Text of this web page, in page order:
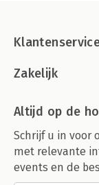
Zakelijk
Altijd op de
Schrijf u in voor
met relevante
events en de